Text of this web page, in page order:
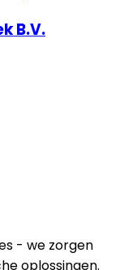
B.V.
- we zorgen
oplossingen.